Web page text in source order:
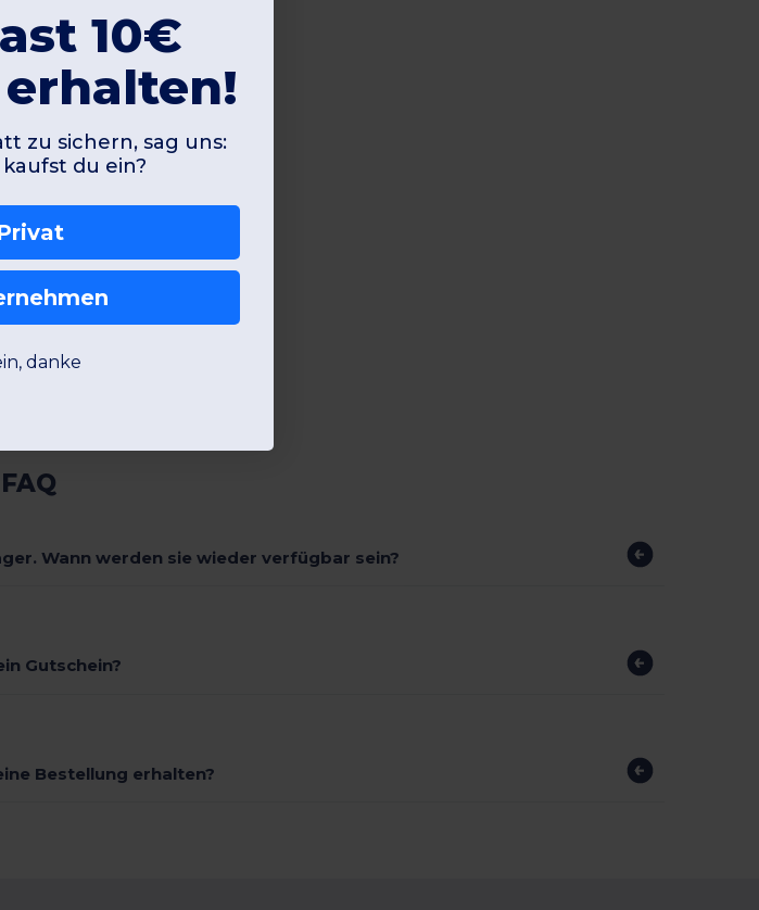
FAQ
Wann werden sie wieder verfügbar sein?
Gutschein?
Bestellung erhalten?
10€
zu sichern, sag uns:
du ein?
danke